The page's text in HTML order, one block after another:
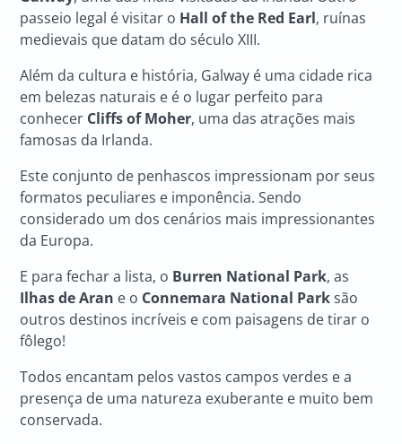
passeio legal é visitar o Hall of the Red Earl, ruínas
medievais que datam do século XIII.
Além da cultura e história, Galway é uma cidade rica
em belezas naturais e é o lugar perfeito para
conhecer Cliffs of Moher, uma das atrações mais
famosas da Irlanda.
Este conjunto de penhascos impressionam por seus
formatos peculiares e imponência. Sendo
considerado um dos cenários mais impressionantes
da Europa.
E para fechar a lista, o Burren National Park, as
Ilhas de Aran e o Connemara National Parksão
outros destinos incríveis e com paisagens de tirar o
fôlego!
Todos encantam pelos vastos campos verdes e a
presença de uma natureza exuberante e muito bem
conservada.